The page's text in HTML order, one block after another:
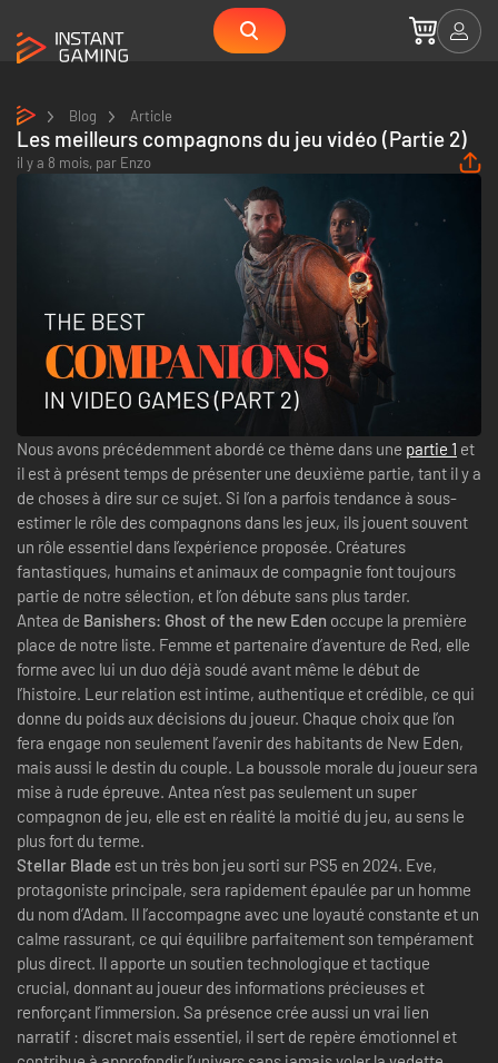
Blog Article
Les meilleurs compagnons du jeu vidéo (Partie 2)
il y a 8 mois, par Enzo
Nous avons précédemment abordé ce thème dans une partie 1 et
il est à présent temps de présenter une deuxième partie, tant il y a
de choses à dire sur ce sujet. Si l’on a parfois tendance à sous-
estimer le rôle des compagnons dans les jeux, ils jouent souvent
un rôle essentiel dans l’expérience proposée. Créatures
fantastiques, humains et animaux de compagnie font toujours
partie de notre sélection, et l’on débute sans plus tarder.
Antea de Banishers: Ghost of the new Eden occupe la première
place de notre liste. Femme et partenaire d’aventure de Red, elle
forme avec lui un duo déjà soudé avant même le début de
l’histoire. Leur relation est intime, authentique et crédible, ce qui
donne du poids aux décisions du joueur. Chaque choix que l’on
fera engage non seulement l’avenir des habitants de New Eden,
mais aussi le destin du couple. La boussole morale du joueur sera
mise à rude épreuve. Antea n’est pas seulement un super
compagnon de jeu, elle est en réalité la moitié du jeu, au sens le
plus fort du terme.
Stellar Blade est un très bon jeu sorti sur PS5 en 2024. Eve,
protagoniste principale, sera rapidement épaulée par un homme
du nom d’Adam. Il l’accompagne avec une loyauté constante et un
calme rassurant, ce qui équilibre parfaitement son tempérament
plus direct. Il apporte un soutien technologique et tactique
crucial, donnant au joueur des informations précieuses et
renforçant l’immersion. Sa présence crée aussi un vrai lien
narratif : discret mais essentiel, il sert de repère émotionnel et